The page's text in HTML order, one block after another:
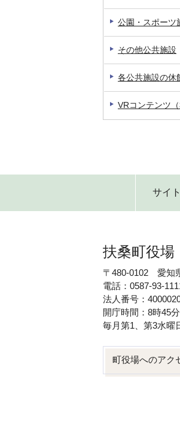
公園・スポーツ
その他公共施設
各公共施設の休
VRコンテンツ（
サイ
扶桑町役場
〒480-0102 愛知
電話：0587-93-
法人番号：
開庁時間：8時45
毎月第1、第3水曜
町役場へのアク